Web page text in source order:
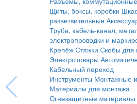
Щиты, боксы, коробки
разветвительные
Труба, кабель-канал,
электропроводки и
Крепёж Стяжки Скобы для
Электротовары
Кабельный переход
Инструменты Монтажные
Материалы для монтажа
Огнезащитные материалы